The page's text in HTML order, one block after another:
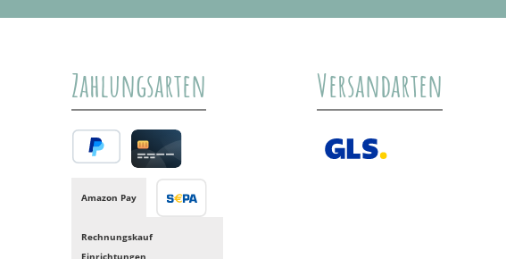
Zahlungsarten
Credit card
Amazon Pay
Rechnungskauf
Versandarten